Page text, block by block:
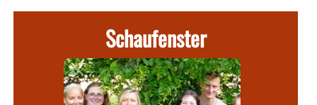
Schaufenster